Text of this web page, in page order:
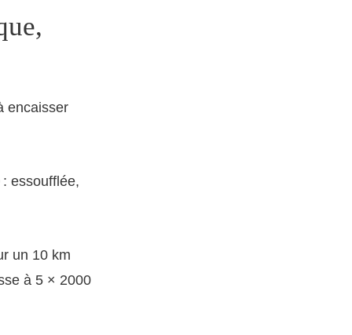
encaisser
essoufflée,
un 10 km
à 5 × 2000